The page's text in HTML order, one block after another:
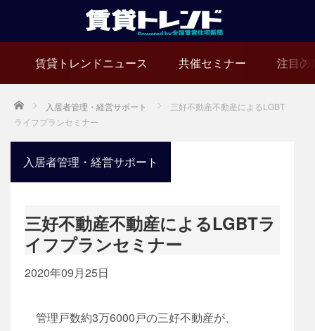
賃貸トレンドニュース 共催セミナー 注目の
Home 入居者管理・経営サポート
三好不動産不動産によるLGBT
ライフプランセミナー
入居者管理・経営サポート
三好不動産不動産によるLGBTラ
イフプランセミナー
2020年09月25日
管理戸数約3万6000戸の三好不動産が、